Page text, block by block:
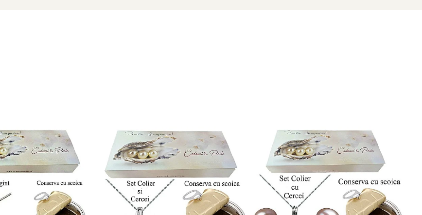
insotite de certificat de garantie (garantie 100% perle naturale si argint 925).
si argint utilizate in realizarea bijuteriilor
bijuteriilor, anumite componente esentiale sunt fabricate in conformitate cu standardele specifice industriei.